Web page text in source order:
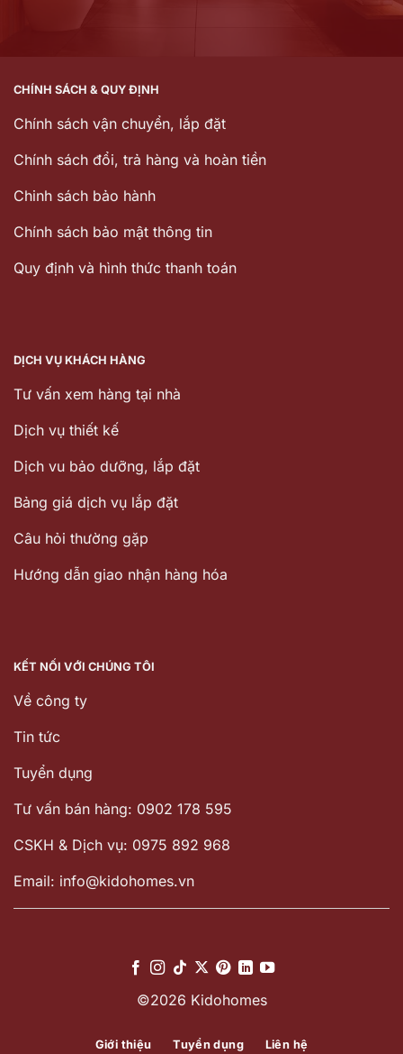
CHÍNH SÁCH & QUY ĐỊNH
Chính sách vận chuyển, lắp đặt
Chính sách đổi, trả hàng và hoàn tiền
Chinh sách bảo hành
Chính sách bảo mật thông tin
Quy định và hình thức thanh toán
DỊCH VỤ KHÁCH HÀNG
Tư vấn xem hàng tại nhà
Dịch vụ thiết kế
Dịch vu bảo dưỡng, lắp đặt
Bảng giá dịch vụ lắp đặt
Câu hỏi thường gặp
Hướng dẫn giao nhận hàng hóa
KẾT NỐI VỚI CHÚNG TÔI
Về công ty
Tin tức
Tuyển dụng
Tư vấn bán hàng: 0902 178 595
CSKH & Dịch vụ: 0975 892 968
Email: info@kidohomes.vn
©2026 Kidohomes
Giới thiệu Tuyển dụng Liên hệ